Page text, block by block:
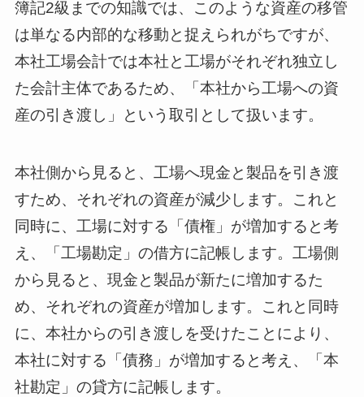
簿記2級までの知識では、このような資産の移管
は単なる内部的な移動と捉えられがちですが、
本社工場会計では本社と工場がそれぞれ独立し
た会計主体であるため、「本社から工場への資
産の引き渡し」という取引として扱います。
本社側から見ると、工場へ現金と製品を引き渡
すため、それぞれの資産が減少します。これと
同時に、工場に対する「債権」が増加すると考
え、「工場勘定」の借方に記帳します。工場側
から見ると、現金と製品が新たに増加するた
め、それぞれの資産が増加します。これと同時
に、本社からの引き渡しを受けたことにより、
本社に対する「債務」が増加すると考え、「本
社勘定」の貸方に記帳します。